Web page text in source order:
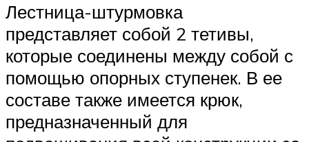
Лестница-штурмовка
представляет собой 2 тетивы,
которые соединены между собой с
помощью опорных ступенек. В ее
составе также имеется крюк,
предназначенный для